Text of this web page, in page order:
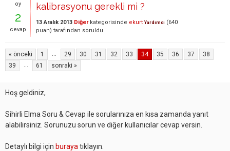
oy
2
cevap
kalibrasyonu gerekli mi ?
13 Aralık 2013 Diğerkategorisinde ekurt Yardımcı (640
puan) tarafından soruldu
« önceki 1 ... 29 30 31 32 33 34 35 36 37
38
39
... 61 sonraki »
Hoş geldiniz,
Sihirli Elma Soru & Cevap ile sorularınıza en kısa zamanda yanıt
alabilirsiniz. Sorunuzu sorun ve diğer kullanıcılar cevap versin.
Detaylı bilgi için buraya tıklayın.